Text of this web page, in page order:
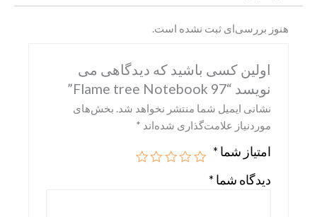
Hirmer
هنوز بررسی‌ای ثبت نشده است.
اولین کسی باشید که دیدگاهی می
نویسد “Flame tree Notebook 97”
نشانی ایمیل شما منتشر نخواهد شد. بخش‌های
موردنیاز علامت‌گذاری شده‌اند *
امتیاز شما *
دیدگاه شما *